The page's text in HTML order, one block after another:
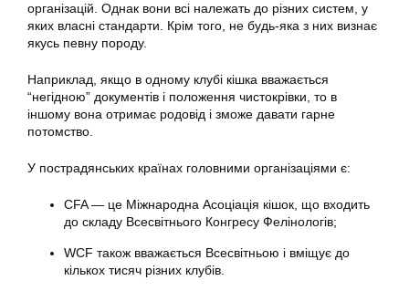
організацій. Однак вони всі належать до різних систем, у
яких власні стандарти. Крім того, не будь-яка з них визнає
якусь певну породу.
Наприклад, якщо в одному клубі кішка вважається
“негідною” документів і положення чистокрівки, то в
іншому вона отримає родовід і зможе давати гарне
потомство.
У пострадянських країнах головними організаціями є:
CFA — це Міжнародна Асоціація кішок , що входить
до складу Всесвітнього Конгресу Фелінологів;
WCF також вважається Всесвітньою і вміщує до
кількох тисяч різних клубів.